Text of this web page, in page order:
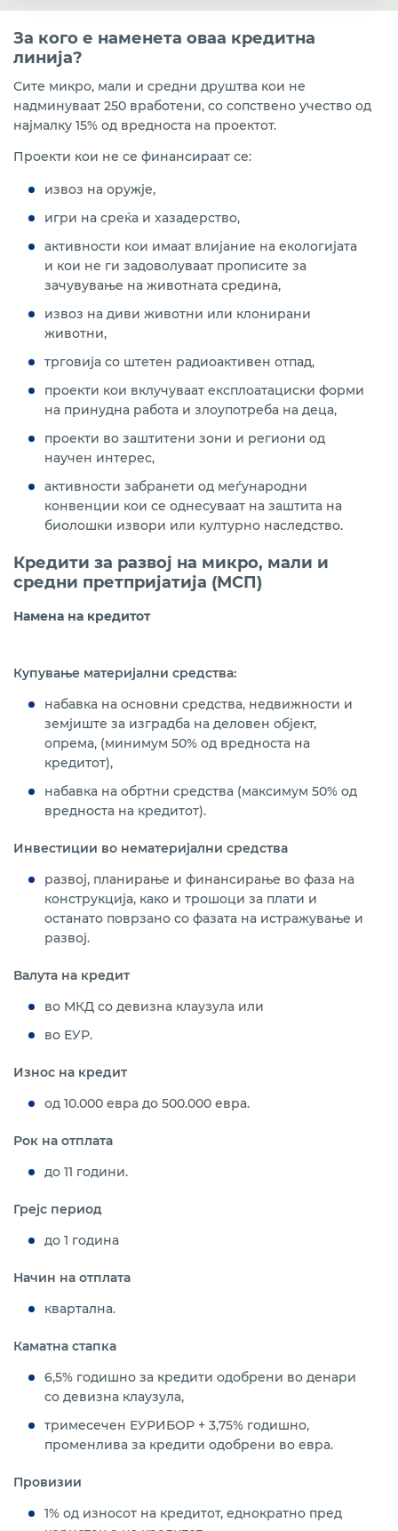
Програма за субвенционирање камата по кредити
од компании кои ја реинвестираат добивката
реализирана со РБСМ
Kредитна линија ЕИБ VII- кредитирање на МСП,
средно пазарно капитализирани претпријатија и
зелена транзиција
За кого е наменета оваа кредитна
линија?
Сите микро, мали и средни друштва кои не
надминуваат 250 вработени, со сопствено учество од
најмалку 15% од вредноста на проектот.
Проекти кои не се финансираат се:
извоз на оружје,
игри на среќа и хазадерство,
активности кои имаат влијание на екологијата
и кои не ги задоволуваат прописите за
зачувување на животната средина,
извоз на диви животни или клонирани
животни,
трговија со штетен радиоактивен отпад,
проекти кои вклучуваат експлоатациски форми
на принудна работа и злоупотреба на деца,
проекти во заштитени зони и региони од
научен интерес,
активности забранети од меѓународни
конвенции кои се однесуваат на заштита на
биолошки извори или културно наследство.
Кредити за развој на микро, мали и
средни претпријатија (МСП)
Намена на кредитот
Купување материјални средства:
набавка на основни средства, недвижности и
земјиште за изградба на деловен објект,
опрема, (минимум 50% од вредноста на
кредитот),
набавка на обртни средства (максимум 50% од
вредноста на кредитот).
Инвестиции во нематеријални средства
развој, планирање и финансирање во фаза на
конструкција, како и трошоци за плати и
останато поврзано со фазата на истражување и
развој.
Валута на кредит
во МКД со девизна клаузула или
во ЕУР.
Износ на кредит
од 10.000 евра до 500.000 евра.
Рок на отплата
до 11 години.
Грејс период
до 1 година
Начин на отплата
квартална.
Каматна стапка
6,5% годишно за кредити одобрени во денари
со девизна клаузула,
тримесечен ЕУРИБОР + 3,75% годишно,
променлива за кредити одобрени во евра.
Провизии
1% од износот на кредитот, еднократно пред